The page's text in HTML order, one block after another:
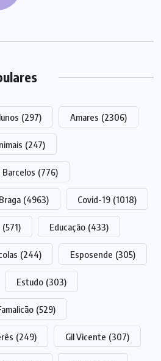
(297) Amares (2306)
(247)
Barcelos (776)
Braga (4963) Covid-19 (1018)
(571) Educação (433)
(244) Esposende (305)
Estudo (303)
(529)
(249) Gil Vicente (307)